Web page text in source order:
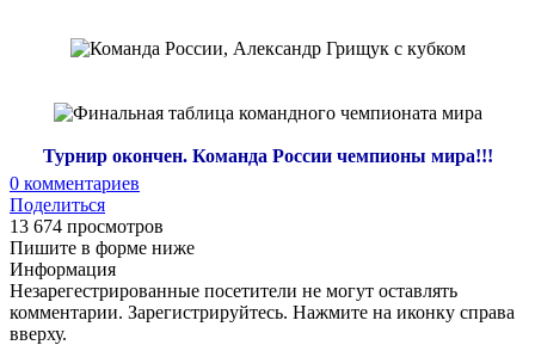
Турнир окончен. Команда России чемпионы мира!!!
0 комментариев
Поделиться
13 674 просмотров
Пишите в форме ниже
Информация
Незарегестрированные посетители не могут оставлять
комментарии. Зарегистрируйтесь. Нажмите на иконку справа
вверху.